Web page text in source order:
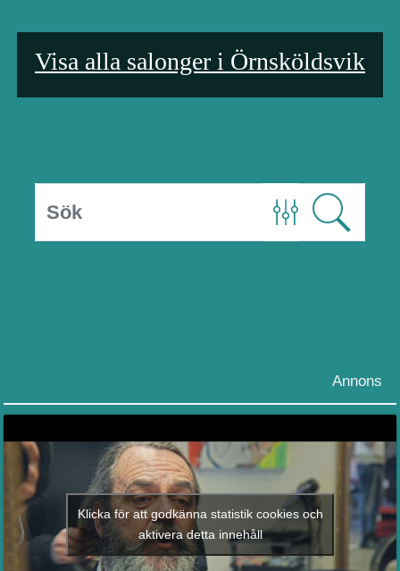
Visa alla salonger i Örnsköldsvik
Annons
Klicka för att godkänna statistik cookies och
aktivera detta innehåll